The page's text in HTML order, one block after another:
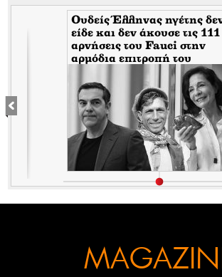
Ουδείς Έλληνας ηγέτης
είδε και δεν άκουσε τις 111
αρνήσεις του Fauci στην
αρμόδια επιτροπή του
Κογκρέσου. Δείτε γιατί!